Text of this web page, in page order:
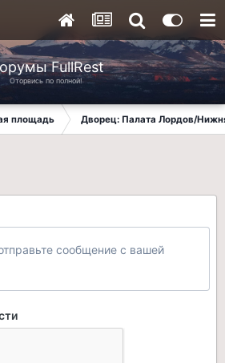
FullRest
Оторвись по полной!
площадь Дворец: Палата Лордов/
сообщение с вашей